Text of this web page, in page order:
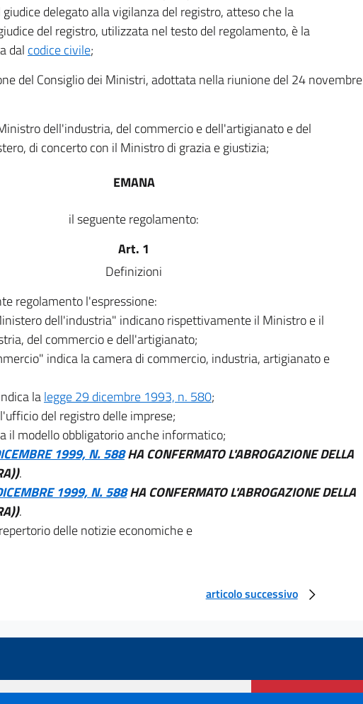
delegato alla vigilanza del registro, atteso che la
del registro, utilizzata nel testo del regolamento, è la
dal codice civile;
del Consiglio dei Ministri, adottata nella riunione del 24 novembre
dell'industria, del commercio e dell'artigianato e del
di concerto con il Ministro di grazia e giustizia;
EMANA
il seguente regolamento:
Art. 1
Definizioni
regolamento l'espressione:
dell'industria" indicano rispettivamente il Ministro e il
del commercio e dell'artigianato;
indica la camera di commercio, industria, artigianato e
lalegge 29 dicembre 1993, n. 580;
del registro delle imprese;
il modello obbligatorio anche informatico;
1999, N. 588HA CONFERMATO L'ABROGAZIONE DELLA
.
1999, N. 588HA CONFERMATO L'ABROGAZIONE DELLA
.
delle notizie economiche e
articolo successivo